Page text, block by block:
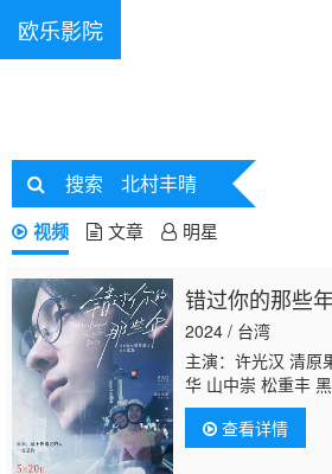
欧乐影院
搜索 北村丰晴
视频 文章 明星
错过你的那些
2024 / 台湾
主演：许光汉 清原
华 山中崇 松重丰
晴曾少宗 廖慧珍 陈
查看详情